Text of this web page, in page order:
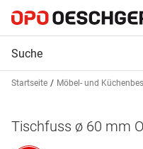
Startseite Möbel- und
Tischfuss ø 60 mm